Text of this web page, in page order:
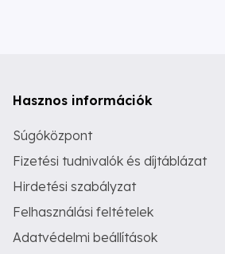
Hasznos információk
Súgóközpont
Fizetési tudnivalók és díjtáblázat
Hirdetési szabályzat
Felhasználási feltételek
Adatvédelmi beállítások